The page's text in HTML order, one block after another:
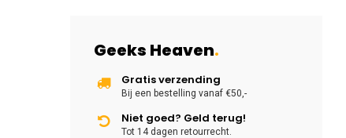
Geeks Heaven.
Gratis verzending
Bij een bestelling vanaf €50,-
Niet goed? Geld terug!
Tot 14 dagen retourrecht.